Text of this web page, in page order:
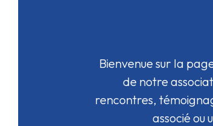
Bienvenue sur la
de notre
rencontres,
associé ou